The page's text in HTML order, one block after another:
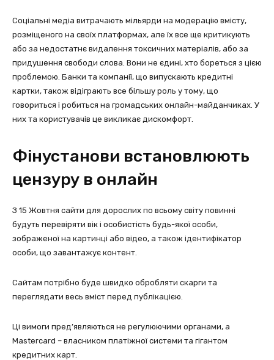
Соціальні медіа витрачають мільярди на модерацію вмісту,
розміщеного на своїх платформах, але їх все ще критикують
або за недостатнє видалення токсичних матеріалів, або за
придушення свободи слова. Вони не єдині, хто бореться з цією
проблемою. Банки та компанії, що випускають кредитні
картки, також відіграють все більшу роль у тому, що
говориться і робиться на громадських онлайн-майданчиках. У
них та користувачів це викликає дискомфорт.
Фінустанови встановлюють
цензуру в онлайн
З 15 Жовтня сайти для дорослих по всьому світу повинні
будуть перевіряти вік і особистість будь-якої особи,
зображеної на картинці або відео, а також ідентифікатор
особи, що завантажує контент.
Сайтам потрібно буде швидко обробляти скарги та
переглядати весь вміст перед публікацією.
Ці вимоги пред’являються не регулюючими органами, а
Mastercard – власником платіжної системи та гігантом
кредитних карт.